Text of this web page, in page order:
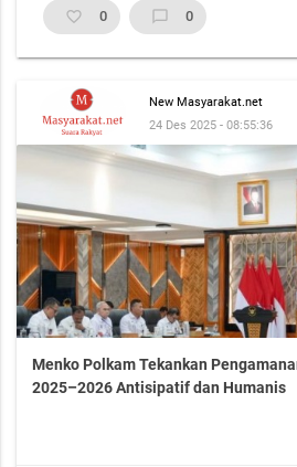
favorite_border 0 chat_bubble_outline 0
New Masyarakat.net
24 Des 2025 - 08:55:36
Menko Polkam Tekankan
2025–2026 Antisipatif dan Humanis